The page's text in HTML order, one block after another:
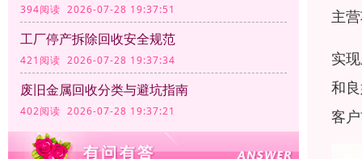
394阅读 2026-07-28 19:37:51
工厂停产拆除回收安全规范
421阅读 2026-07-28 19:37:34
废旧金属回收分类与避坑指南
402阅读 2026-07-28 19:37:21
主
实
和
客